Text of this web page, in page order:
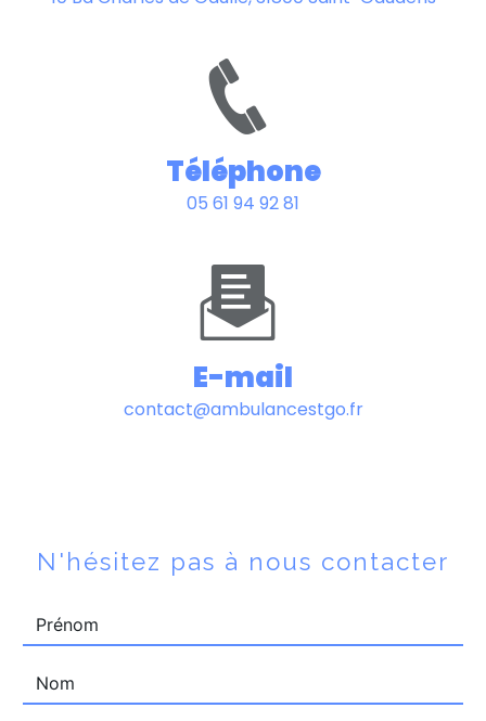
Téléphone
05 61 94 92 81
E-mail
contact@ambulancestgo.fr
N'hésitez pas à nous contacter